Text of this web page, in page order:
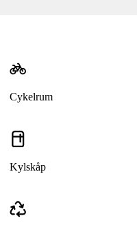
Cykelrum
Kylskåp